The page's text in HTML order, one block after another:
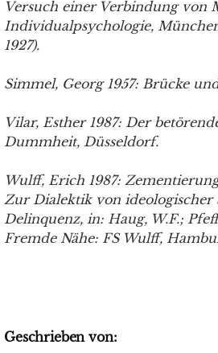
Versuch einer Verbindung von
Individualpsychologie,
1927).
Simmel, Georg 1957: Brücke
Vilar, Esther 1987: Der
Dummheit, Düsseldorf.
Wulff, Erich 1987:
Zur Dialektik von ideologischer
Delinquenz, in: Haug, W.F.;
Fremde Nähe: FS Wulff,
Geschrieben von: